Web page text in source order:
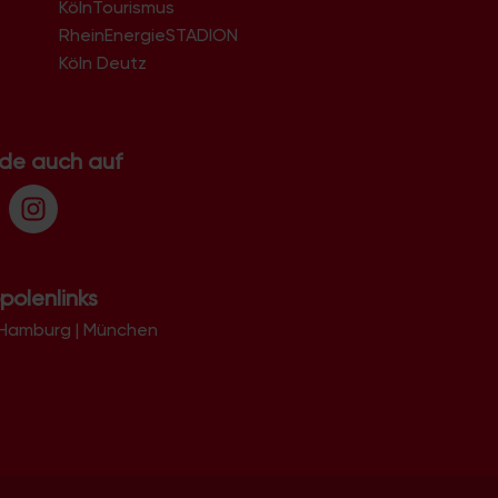
51069
51103
51107
51147
KölnTourismus
RheinEnergieSTADION
Köln Deutz
auch auf
| München